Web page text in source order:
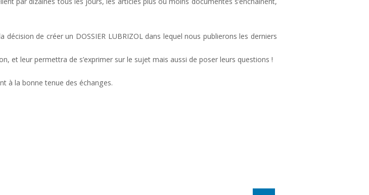
de créer un DOSSIER LUBRIZOL dans lequel nous publierons les derniers
et leur permettra de s’exprimer sur le sujet mais aussi de poser leurs questions !
à la bonne tenue des échanges.